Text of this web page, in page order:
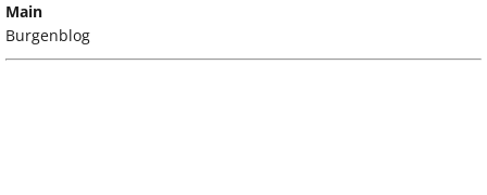
Main
Burgenblog